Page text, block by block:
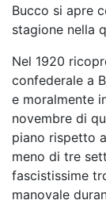
Bucco si apre
stagione nella
Nel 1920
confederale a
e moralmente
novembre di
piano rispetto
meno di tre
fascistissime
manovale